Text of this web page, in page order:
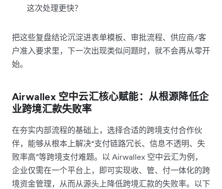
这次处理更快？
把这些复盘结论沉淀进表单模板、审批流程、供应商/客
户准入要求里，下一次出现类似问题时，就不会再从零开
始。
Airwallex 空中云汇核心赋能：从根源降低企
业跨境汇款失败率
在夯实内部流程的基础上，选择合适的跨境支付合作伙
伴，能够从根本上解决“支付链路冗长、信息不透明、失
败率高”等跨境支付难题。以 Airwallex 空中云汇为例，
企业仅需在一个平台上，即可实现收、管、付一体化的跨
境资金管理，从而从源头上降低跨境汇款的失败率。以下